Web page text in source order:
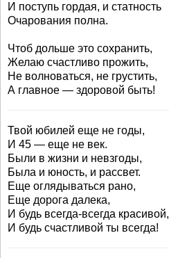
И поступь гордая, и статность
Очарования полна.
Чтоб дольше это сохранить,
Желаю счастливо прожить,
Не волноваться, не грустить,
А главное — здоровой быть!
Твой юбилей еще не годы,
И 45 — еще не век.
Были в жизни и невзгоды,
Была и юность, и рассвет.
Еще оглядываться рано,
Еще дорога далека,
И будь всегда-всегда красивой,
И будь счастливой ты всегда!